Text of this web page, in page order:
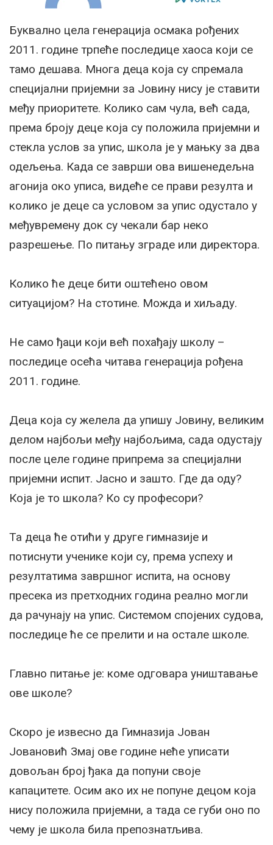
Буквално цела генерација осмака рођених
2011. године трпеће последице хаоса који се
тамо дешава. Многа деца која су спремала
специјални пријемни за Јовину нису је ставити
међу приоритете. Колико сам чула, већ сада,
према броју деце која су положила пријемни и
стекла услов за упис, школа је у мањку за два
одељења. Када се заврши ова вишенедељна
агонија око уписа, видеће се прави резулта и
колико је деце са условом за упис одустало у
међувремену док су чекали бар неко
разрешење. По питању зграде или директора.
Колико ће деце бити оштећено овом
ситуацијом? На стотине. Можда и хиљаду.
Не само ђаци који већ похађају школу –
последице осећа читава генерација рођена
2011. године.
Деца која су желела да упишу Јовину, великим
делом најбољи међу најбољима, сада одустају
после целе године припрема за специјални
пријемни испит. Јасно и зашто. Где да оду?
Која је то школа? Ко су професори?
Та деца ће отићи у друге гимназије и
потиснути ученике који су, према успеху и
резултатима завршног испита, на основу
пресека из претходних година реално могли
да рачунају на упис. Системом спојених судова,
последице ће се прелити и на остале школе.
Главно питање је: коме одговара уништавање
ове школе?
Скоро је извесно да Гимназија Јован
Јовановић Змај ове године неће уписати
довољан број ђака да попуни своје
капацитете. Осим ако их не попуне децом која
нису положила пријемни, а тада се губи оно по
чему је школа била препознатљива.